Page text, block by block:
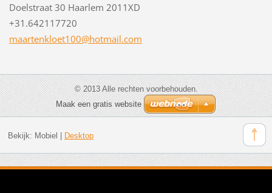
Doelstraat 30 Haarlem 2011XD
+31.642117720
maartenkloet100@hotmail.com
© 2013 Alle rechten voorbehouden.
Maak een gratis website
Bekijk: Mobiel Desktop